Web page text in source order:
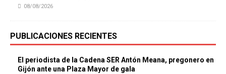
08/08/2026
PUBLICACIONES RECIENTES
El periodista de la Cadena SER Antón Meana, pregonero en
Gijón ante una Plaza Mayor de gala